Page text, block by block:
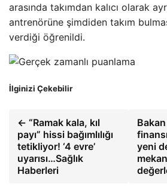
arasında takımdan kalıcı olarak
antrenörüne şimdiden takım
verdiği öğrenildi.
İlginizi Çekebilir
← “Ramak kala, kıl
payı” hissi bağımlılığı
tetikliyor! ‘4 evre’
uyarısı…Sağlık
Haberleri
yeni